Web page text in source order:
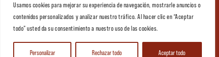
Usamos cookies para mejorar su experiencia de navegación, mostrarle anuncios o
contenidos personalizados y analizar nuestro tráfico. Al hacer clic en “Aceptar
todo” usted da su consentimiento a nuestro uso de las cookies.
Personalizar Rechazar todo Aceptar todo
Tel.: +34 961 176 174
info@saboresdelavid.com
0
Contactar